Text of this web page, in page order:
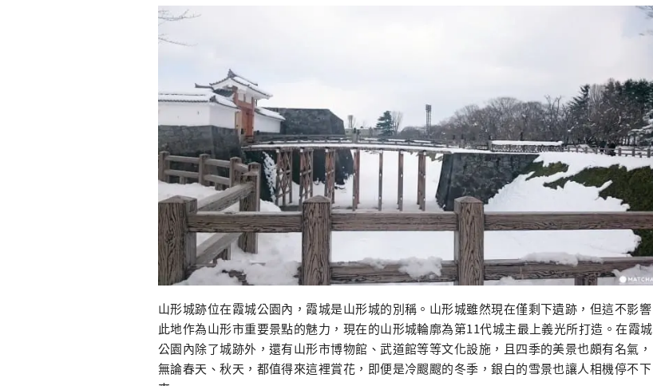
山形城跡位在霞城公園內，霞城是山形城的別稱。山形城雖然現在僅剩下遺跡，但這不影響
此地作為山形市重要景點的魅力，現在的山形城輪廓為第11代城主最上義光所打造。在霞城
公園內除了城跡外，還有山形市博物館、武道館等等文化設施，且四季的美景也頗有名氣，
無論春天、秋天，都值得來這裡賞花，即便是冷颼颼的冬季，銀白的雪景也讓人相機停不下